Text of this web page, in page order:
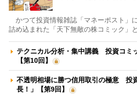
かつて投資情報雑誌「マネーポスト」
詰め込まれた「天下無敵の株コミック」
テクニカル分析・集中講義 投資コミ
【第10回】
不透明相場に勝つ信用取引の極意 投
長！」【第9回】